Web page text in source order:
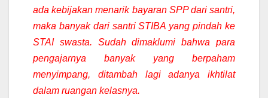
ada kebijakan menarik bayaran SPP dari santri,
maka banyak dari santri STIBA yang pindah ke
STAI swasta. Sudah dimaklumi bahwa para
pengajarnya banyak yang berpaham
menyimpang, ditambah lagi adanya ikhtilat
dalam ruangan kelasnya.